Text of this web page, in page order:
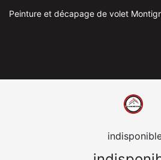
Peinture et décapage de volet